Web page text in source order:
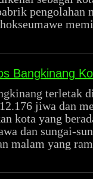
pengolahan
Bangkinang
terletak
jiwa dan
kota yang
dan sungai-
malam yang